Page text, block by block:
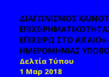
ΔΙΑΓΩΝΙΣΜΟΣ
ΕΠΙΧΕΙΡΩ ΣΤΟ
ΗΜΕΡΟΜΗΝΙΑΣ
Δελτία Τύπου
1 Μαρ 2018